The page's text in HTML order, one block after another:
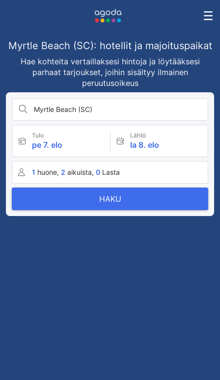
Myrtle Beach (SC): hotellit ja majoituspaikat
Hae kohteita vertaillaksesi hintoja ja löytääksesi
parhaat tarjoukset, joihin sisältyy ilmainen
peruutusoikeus
Myrtle Beach (SC)
Tulo
pe 7. elo
Lähtö
la 8. elo
1 huone, 2 aikuista, 0 Lasta
HAKU